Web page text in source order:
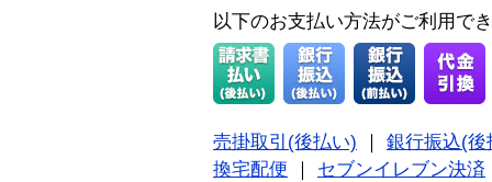
以下のお支払い方法がご利用で
売掛取引(後払い)
銀行振込(後
換宅配便
セブンイレブン決済